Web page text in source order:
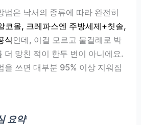
법은 낙서의 종류에 따라 완전히
코올, 크레파스엔 주방세제+칫솔,
식 인데, 이걸 모르고 물걸레로 박
더 망친 적이 한두 번이 아니에요.
을 쓰면 대부분 95% 이상 지워집
요약